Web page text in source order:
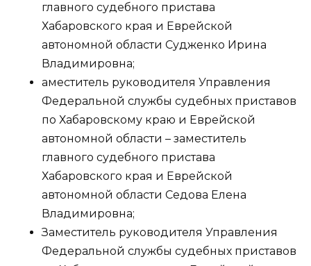
главного судебного пристава
Хабаровского края и Еврейской
автономной области Судженко Ирина
Владимировна;
аместитель руководителя Управления
Федеральной службы судебных приставов
по Хабаровскому краю и Еврейской
автономной области – заместитель
главного судебного пристава
Хабаровского края и Еврейской
автономной области Седова Елена
Владимировна;
Заместитель руководителя Управления
Федеральной службы судебных приставов